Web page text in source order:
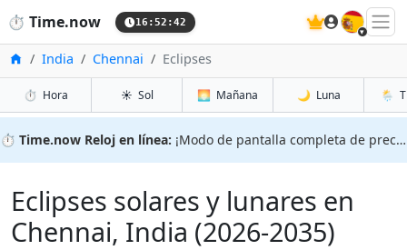
⏱️ Time.now 16:52:43 🇪🇸
InicioIndia Chennai Eclipses
⏱️ Hora ☀️ Sol 🌅 Mañana 🌙 Luna 🌦️
⏱️ Time.now Reloj en línea: ¡Modo de pantalla completa de precisión!
Eclipses solares y lunares en
Chennai, India (2026-2035)